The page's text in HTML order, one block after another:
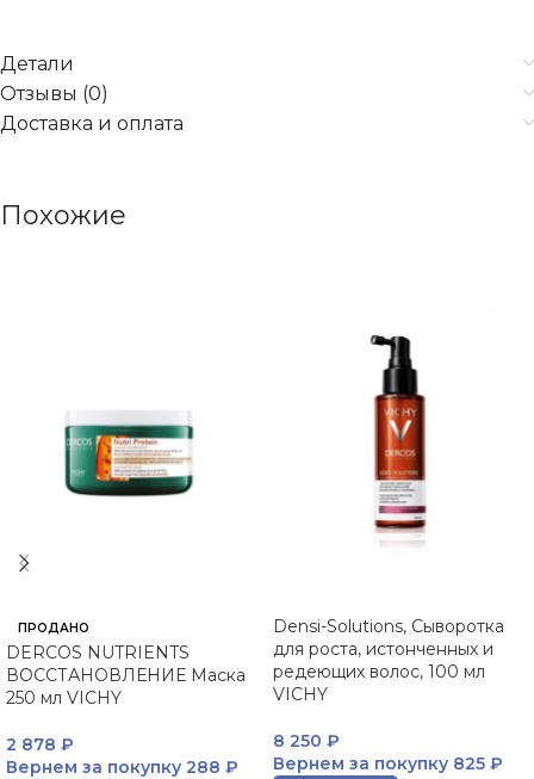
Детали
Отзывы (0)
Доставка и оплата
Похожие
ПРОДАНО
DERCOS NUTRIENTS
ВОССТАНОВЛЕНИЕ Маска
250 мл VICHY
2 878 ₽
Вернем за покупку 288 ₽
Densi-Solutions, Сыворотка
для роста, истонченных и
редеющих волос, 100 мл
VICHY
8 250 ₽
Вернем за покупку 825 ₽